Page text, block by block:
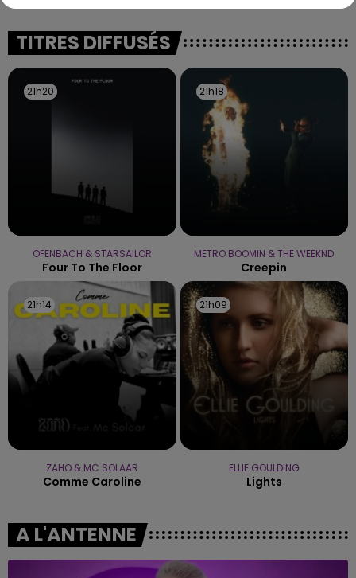
rémois. Le magasin JouéClub est contraint de
fermer ses portes.
TITRES DIFFUSÉS
21h20
21h20
OFENBACH & STARSAILOR
Four To The Floor
21h18
21h18
METRO BOOMIN & THE WEEKND
Creepin
21h14
21h14
ZAHO & MC SOLAAR
Comme Caroline
21h09
21h09
ELLIE GOULDING
Lights
A L'ANTENNE